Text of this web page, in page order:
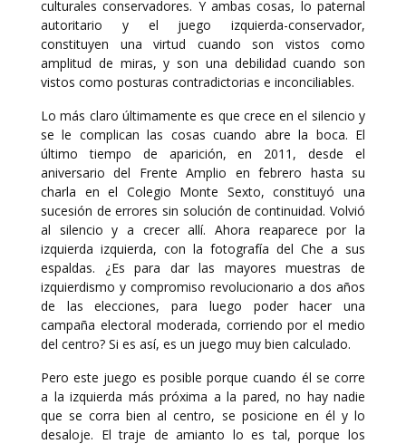
culturales conservadores. Y ambas cosas, lo paternal
autoritario y el juego izquierda-conservador,
constituyen una virtud cuando son vistos como
amplitud de miras, y son una debilidad cuando son
vistos como posturas contradictorias e inconciliables.
Lo más claro últimamente es que crece en el silencio y
se le complican las cosas cuando abre la boca. El
último tiempo de aparición, en 2011, desde el
aniversario del Frente Amplio en febrero hasta su
charla en el Colegio Monte Sexto, constituyó una
sucesión de errores sin solución de continuidad. Volvió
al silencio y a crecer allí. Ahora reaparece por la
izquierda izquierda, con la fotografía del Che a sus
espaldas. ¿Es para dar las mayores muestras de
izquierdismo y compromiso revolucionario a dos años
de las elecciones, para luego poder hacer una
campaña electoral moderada, corriendo por el medio
del centro? Si es así, es un juego muy bien calculado.
Pero este juego es posible porque cuando él se corre
a la izquierda más próxima a la pared, no hay nadie
que se corra bien al centro, se posicione en él y lo
desaloje. El traje de amianto lo es tal, porque los